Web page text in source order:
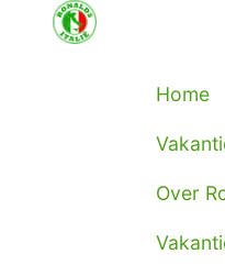
Home
Over